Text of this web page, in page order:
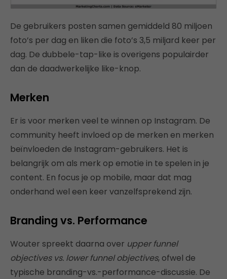
De gebruikers posten samen gemiddeld 80 miljoen
foto’s per dag en liken die foto’s 3,5 miljard keer per
dag. De dubbele-tap-like is overigens populairder
dan de daadwerkelijke like-knop.
Merken
Er is voor merken veel te winnen op Instagram. De
community heeft invloed op de merken en merken
beïnvloeden de Instagram-gebruikers. Het is
belangrijk om als merk op emotie in te spelen in je
content. En focus je op mobile, maar dat mag
onderhand wel een keer vanzelfsprekend zijn.
Branding vs. Performance
Wouter spreekt daarna over upper funnel
objectives vs. lower funnel objectives, ofwel de
typische branding-vs.-performance-discussie. De